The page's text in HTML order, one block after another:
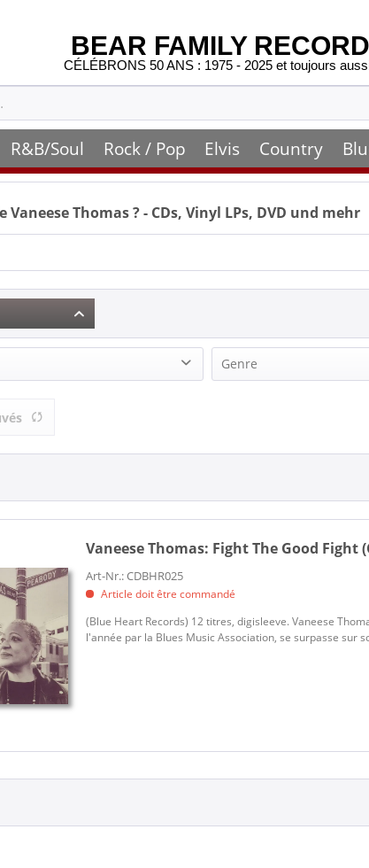
BEAR FAMILY
CÉLÉBRONS 50 ANS : 1975 - 2025 et toujours
R&B/Soul Rock / Pop Elvis Country
Vaneese Thomas? - CDs, Vinyl LPs, DVD und mehr
Genre
Vaneese Thomas: Fight The Good Fight
Art-Nr.: CDBHR025
Article doit être commandé
(Blue Heart Records) 12 titres, digisleeve. Vaneese
l'année par la Blues Music Association, se surpasse sur